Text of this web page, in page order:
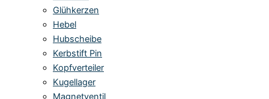
Glühkerzen
Hebel
Hubscheibe
Kerbstift Pin
Kopfverteiler
Kugellager
Magnetventil